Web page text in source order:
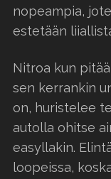
nopeampia,
estetään
Nitroa kun
sen kerrankin
on, huristelee
autolla ohitse
easyllakin.
loopeissa,